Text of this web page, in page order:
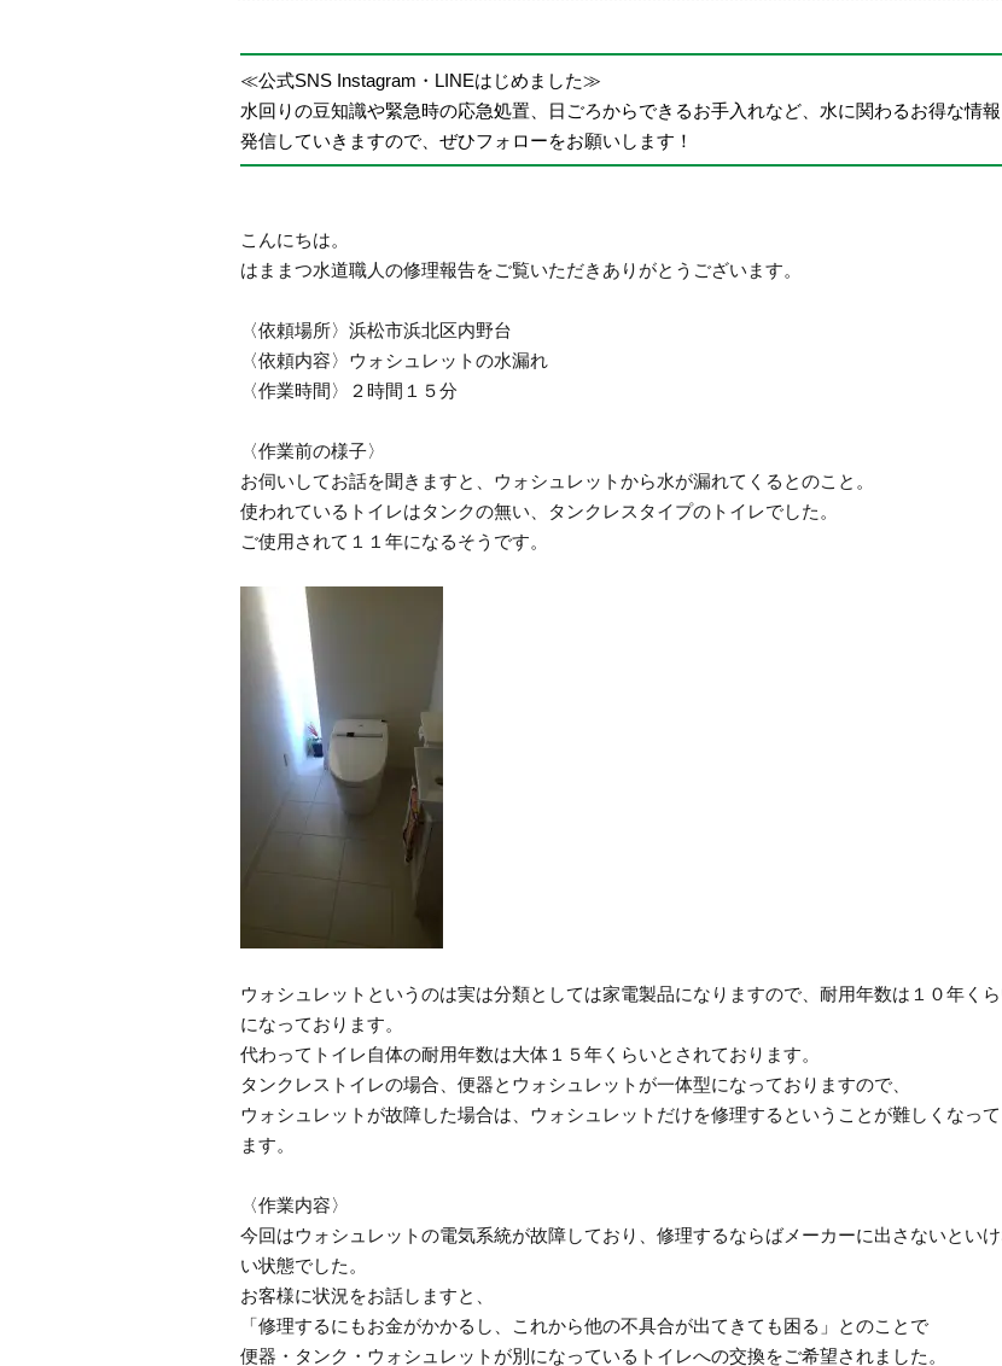
≪公式SNS Instagram・LINEはじめました≫
水回りの豆知識や緊急時の応急処置、日ごろからできるお手入れなど、水に関わるお得な情
発信していきますので、ぜひフォローをお願いします！
こんにちは。
はままつ水道職人の修理報告をご覧いただきありがとうございます。
〈依頼場所〉浜松市浜北区内野台
〈依頼内容〉ウォシュレットの水漏れ
〈作業時間〉２時間１５分
〈作業前の様子〉
お伺いしてお話を聞きますと、ウォシュレットから水が漏れてくるとのこと。
使われているトイレはタンクの無い、タンクレスタイプのトイレでした。
ご使用されて１１年になるそうです。
ウォシュレットというのは実は分類としては家電製品になりますので、耐用年数は１０年く
になっております。
代わってトイレ自体の耐用年数は大体１５年くらいとされております。
タンクレストイレの場合、便器とウォシュレットが一体型になっておりますので、
ウォシュレットが故障した場合は、ウォシュレットだけを修理するということが難しくなって
ます。
〈作業内容〉
今回はウォシュレットの電気系統が故障しており、修理するならばメーカーに出さないとい
い状態でした。
お客様に状況をお話しますと、
「修理するにもお金がかかるし、これから他の不具合が出てきても困る」とのことで
便器・タンク・ウォシュレットが別になっているトイレへの交換をご希望されました。